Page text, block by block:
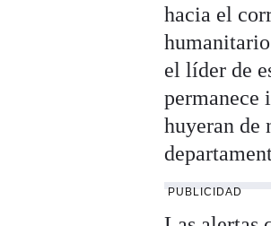
hacia el
el líder de
permanece
huyeran de
PUBLICIDAD